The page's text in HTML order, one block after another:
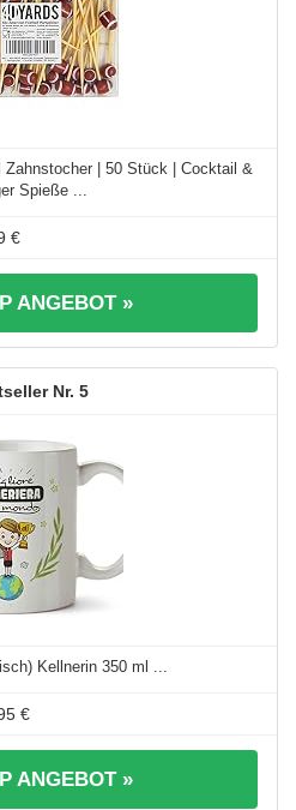
Zahnstocher | 50 Stück | Cocktail &
Spieße ...
€
ANGEBOT »
5
Kellnerin 350 ml ...
€
ANGEBOT »